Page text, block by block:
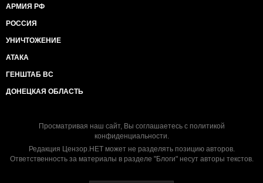
АРМИЯ РФ
РОССИЯ
УНИЧТОЖЕНИЕ
АТАКА
ГЕНШТАБ ВС
ДОНЕЦКАЯ ОБЛАСТЬ
Просматривая наш сайт, Вы соглашаетесь с политикой
конфиденциальности.
Редакция Цензор.НЕТ может не разделять позицию авторов.
Ответственность за материалы в разделе "Блоги" несут авторы текстов.